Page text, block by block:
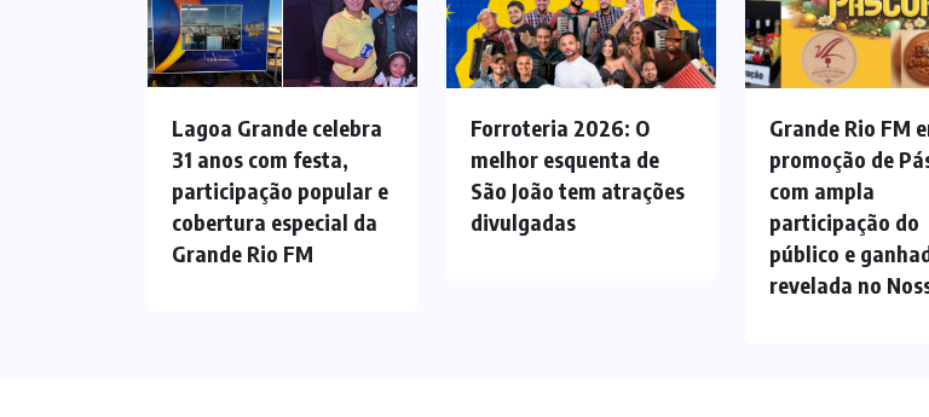
Lagoa Grande celebra
31 anos com festa,
participação popular e
cobertura especial da
Grande Rio FM
Forroteria 2026: O
melhor esquenta de
São João tem atrações
divulgadas
Grande Rio FM
promoção de
com ampla
participação do
público e
revelada no